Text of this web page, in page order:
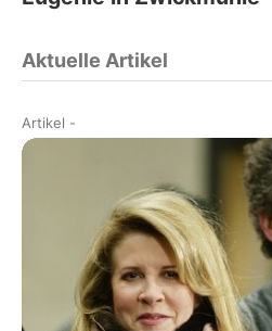
Aktuelle Artikel
Artikel -